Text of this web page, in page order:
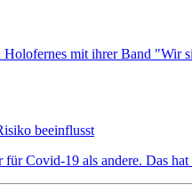
mit ihrer Band "Wir
beeinflusst
Covid-19 als andere. Das